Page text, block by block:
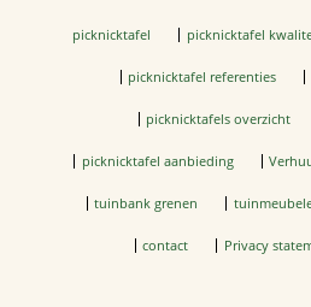
picknicktafel picknicktafel
picknicktafel referenties
picknicktafels overzicht
picknicktafel aanbieding
tuinbank grenen
contact Privacy